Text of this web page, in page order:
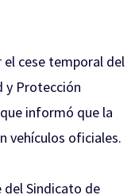
el cese temporal del
y Protección
informó que la
vehículos oficiales.
del Sindicato de